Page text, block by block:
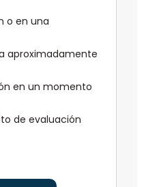
o en una
aproximadamente
en un momento
de evaluación